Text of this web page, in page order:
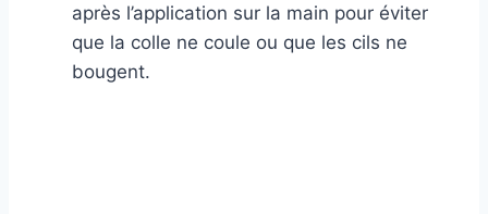
après l’application sur la main pour éviter
que la colle ne coule ou que les cils ne
bougent.